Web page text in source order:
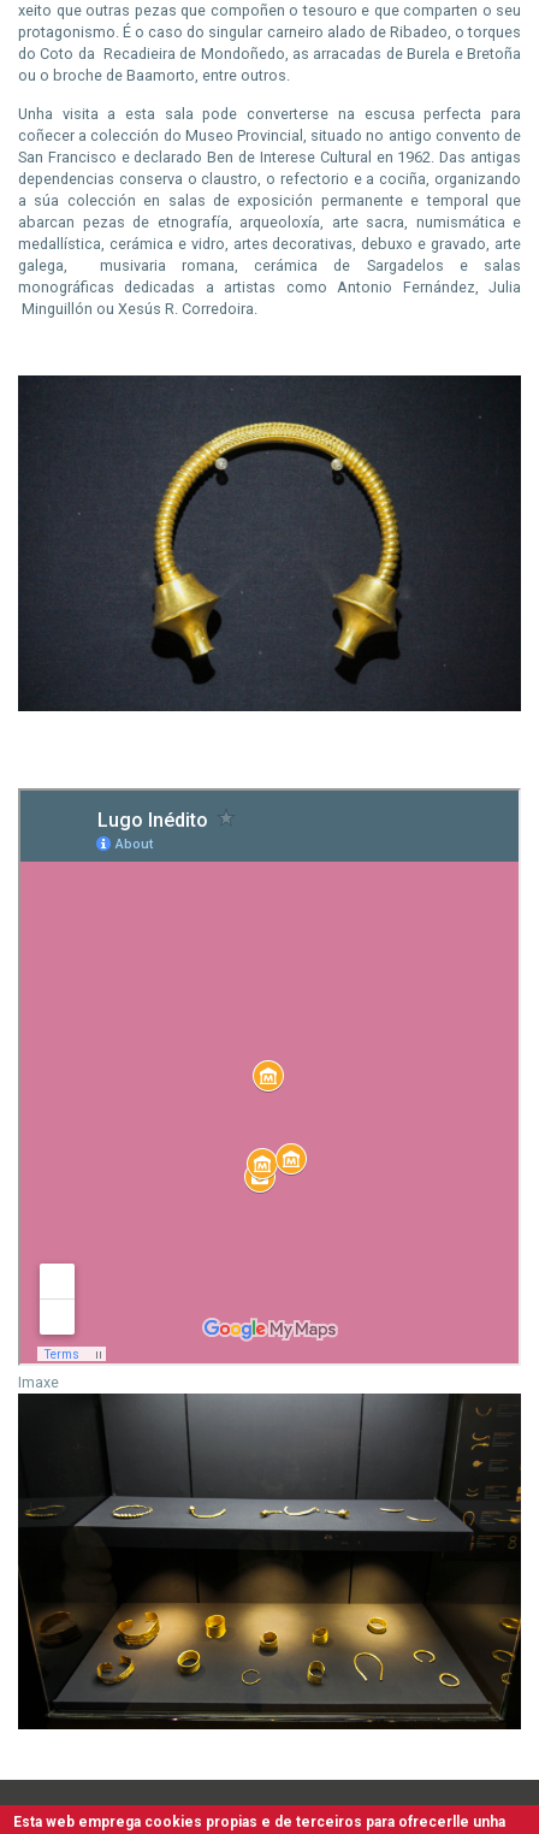
xeito que outras pezas que compoñen o tesouro e que comparten o seu
protagonismo. É o caso do singular carneiro alado de Ribadeo, o torques
do Coto da Recadieira de Mondoñedo, as arracadas de Burela e Bretoña
ou o broche de Baamorto, entre outros.
Unha visita a esta sala pode converterse na escusa perfecta para
coñecer a colección do Museo Provincial, situado no antigo convento de
San Francisco e declarado Ben de Interese Cultural en 1962. Das antigas
dependencias conserva o claustro, o refectorio e a cociña, organizando
a súa colección en salas de exposición permanente e temporal que
abarcan pezas de etnografía, arqueoloxía, arte sacra, numismática e
medallística, cerámica e vidro, artes decorativas, debuxo e gravado, arte
galega, musivaria romana, cerámica de Sargadelos e salas
monográficas dedicadas a artistas como Antonio Fernández, Julia
Minguillón ou Xesús R. Corredoira.
Imaxe
Esta web emprega cookies propias e de terceiros para ofrecerlle unha